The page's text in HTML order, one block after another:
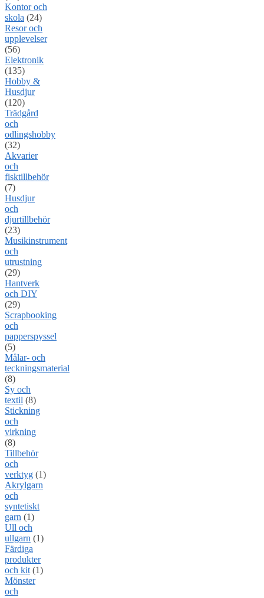
Kontor och
skola (24)
Resor och
upplevelser
(56)
Elektronik
(135)
Hobby &
Husdjur
(120)
Trädgård
och
odlingshobby
(32)
Akvarier
och
fisktillbehör
(7)
Husdjur
och
djurtillbehör
(23)
Musikinstrument
och
utrustning
(29)
Hantverk
och DIY
(29)
Scrapbooking
och
papperspyssel
(5)
Målar- och
teckningsmaterial
(8)
Sy och
textil (8)
Stickning
och
virkning
(8)
Tillbehör
och
verktyg (1)
Akrylgarn
och
syntetiskt
garn (1)
Ull och
ullgarn (1)
Färdiga
produkter
och kit (1)
Mönster
och